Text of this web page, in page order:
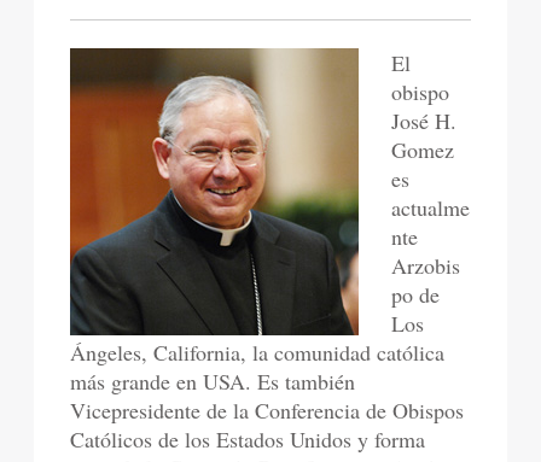
El
obispo
José H.
Gomez
es
actualme
nte
Arzobis
po de
Los
Ángeles, California, la comunidad católica
más grande en USA. Es también
Vicepresidente de la Conferencia de Obispos
Católicos de los Estados Unidos y forma